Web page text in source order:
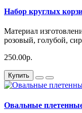
Набор круглых
Материал
розовый, голубой,
250.00р.
Купить
Овальные